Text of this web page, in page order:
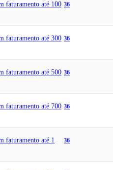
faturamento até 100 36
faturamento até 300 36
faturamento até 500 36
faturamento até 700 36
faturamento até 1
36